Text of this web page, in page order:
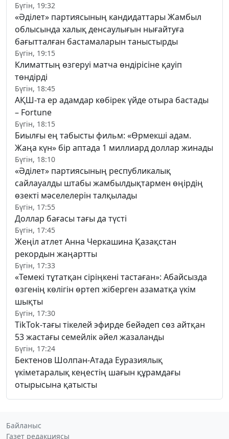
Бүгін, 19:32
«Әділет» партиясының кандидаттары Жамбыл
облысында халық денсаулығын нығайтуға
бағытталған бастамаларын таныстырды
Бүгін, 19:15
Климаттың өзгеруі матча өндірісіне қауіп
төндірді
Бүгін, 18:45
АҚШ-та ер адамдар көбірек үйде отыра бастады
– Fortune
Бүгін, 18:15
Биылғы ең табысты фильм: «Өрмекші адам.
Жаңа күн» бір аптада 1 миллиард доллар жинады
Бүгін, 18:10
«Әділет» партиясының республикалық
сайлауалды штабы жамбылдықтармен өңірдің
өзекті мәселелерін талқылады
Бүгін, 17:55
Доллар бағасы тағы да түсті
Бүгін, 17:45
Жеңіл атлет Анна Черкашина Қазақстан
рекордын жаңартты
Бүгін, 17:33
«Темекі тұтатқан сіріңкені тастаған»: Абайсызда
өзгенің көлігін өртеп жіберген азаматқа үкім
шықты
Бүгін, 17:30
TikTok-тағы тікелей эфирде бейәдеп сөз айтқан
53 жастағы семейлік әйел жазаланды
Бүгін, 17:24
Бектенов Шолпан-Атада Еуразиялық
үкіметаралық кеңестің шағын құрамдағы
отырысына қатысты
Байланыс
Газет редакциясы